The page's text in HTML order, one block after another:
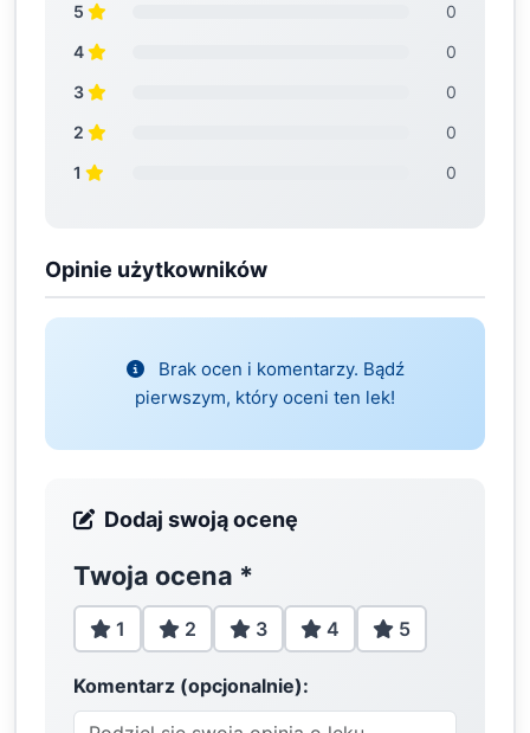
5
0
4
0
3
0
2
0
1
0
Opinie użytkowników
Brak ocen i komentarzy. Bądź
pierwszym, który oceni ten lek!
Dodaj swoją ocenę
Twoja ocena *
1 2 3 4 5
Komentarz (opcjonalnie):